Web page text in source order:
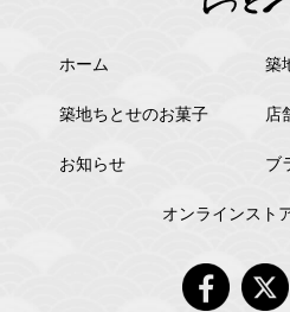
ホーム 築
築地ちとせのお菓子 店
お知らせ ブ
オンラインスト